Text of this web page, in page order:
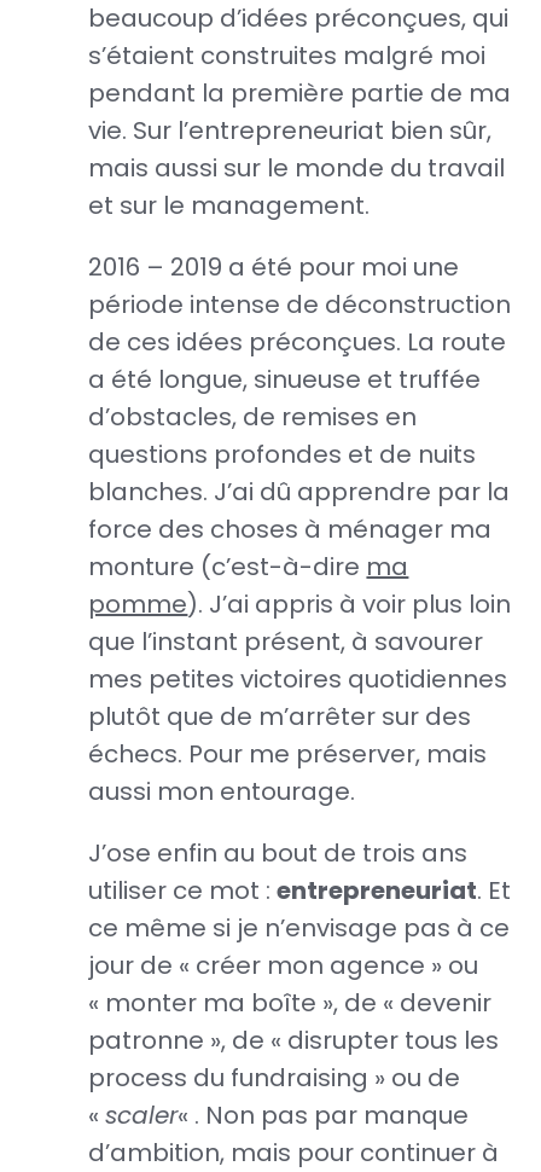
beaucoup d’idées préconçues, qui
s’étaient construites malgré moi
pendant la première partie de ma
vie. Sur l’entrepreneuriat bien sûr,
mais aussi sur le monde du travail
et sur le management.
2016 – 2019 a été pour moi une
période intense de déconstruction
de ces idées préconçues. La route
a été longue, sinueuse et truffée
d’obstacles, de remises en
questions profondes et de nuits
blanches. J’ai dû apprendre par la
force des choses à ménager ma
monture (c’est-à-dire ma
pomme). J’ai appris à voir plus loin
que l’instant présent, à savourer
mes petites victoires quotidiennes
plutôt que de m’arrêter sur des
échecs. Pour me préserver, mais
aussi mon entourage.
J’ose enfin au bout de trois ans
utiliser ce mot :entrepreneuriat. Et
ce même si je n’envisage pas à ce
jour de « créer mon agence » ou
« monter ma boîte », de « devenir
patronne », de « disrupter tous les
process du fundraising » ou de
«scaler« . Non pas par manque
d’ambition, mais pour continuer à